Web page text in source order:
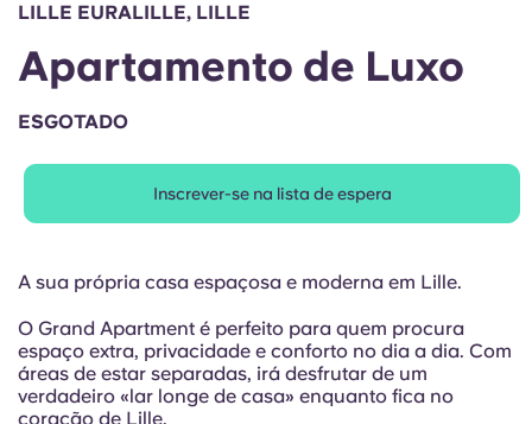
Chinese
Català
Italian
French
Iniciar sessão
LILLE EURALILLE, LILLE
Apartamento de Luxo
ESGOTADO
Inscrever-se na lista de espera
A sua própria casa espaçosa e moderna em Lille.
O Grand Apartment é perfeito para quem procura
espaço extra, privacidade e conforto no dia a dia. Com
áreas de estar separadas, irá desfrutar de um
verdadeiro «lar longe de casa» enquanto fica no
coração de Lille.